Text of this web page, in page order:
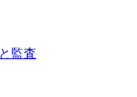
監査